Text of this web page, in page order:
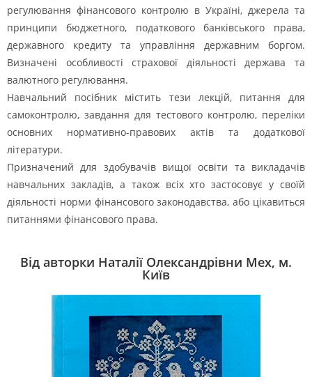
регулювання фінансового контролю в Україні, джерела та
принципи бюджетного, податкового банківського права,
державного кредиту та управління державним боргом.
Визначені особливості страхової діяльності держава та
валютного регулювання.
Навчальний посібник містить тези лекцій, питання для
самоконтролю, завдання для тестового контролю, переліки
основних нормативно-правових актів та додаткової
літератури.
Призначений для здобувачів вищої освіти та викладачів
навчальних закладів, а також всіх хто застосовує у своїй
діяльності норми фінансового законодавства, або цікавиться
питаннями фінансового права.
Від авторки Наталії Олександрівни Мех, м.
Київ